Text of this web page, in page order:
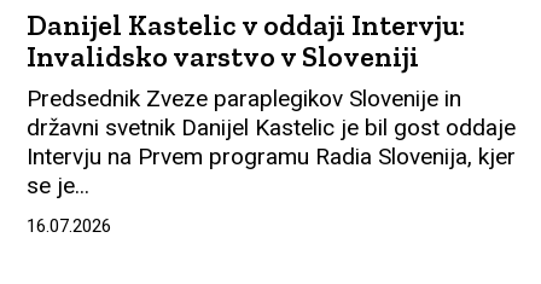
Danijel Kastelic v oddaji Intervju:
Invalidsko varstvo v Sloveniji
Predsednik Zveze paraplegikov Slovenije in
državni svetnik Danijel Kastelic je bil gost oddaje
Intervju na Prvem programu Radia Slovenija, kjer
se je...
16.07.2026